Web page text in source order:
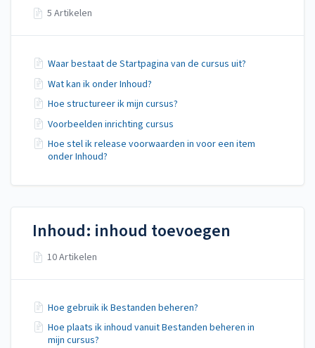
5 Artikelen
Waar bestaat de Startpagina van de cursus uit?
Wat kan ik onder Inhoud?
Hoe structureer ik mijn cursus?
Voorbeelden inrichting cursus
Hoe stel ik release voorwaarden in voor een item
onder Inhoud?
Inhoud: inhoud toevoegen
10 Artikelen
Hoe gebruik ik Bestanden beheren?
Hoe plaats ik inhoud vanuit Bestanden beheren in
mijn cursus?